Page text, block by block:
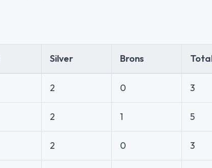
Silver Brons
2 0 3
2 1 5
2 0 3